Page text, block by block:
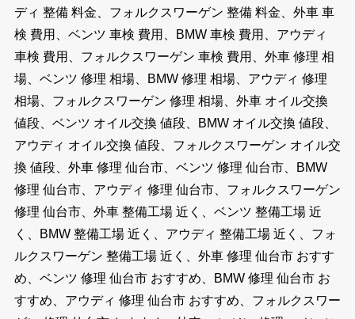
ディ 整備 料金、フォルクスワーゲン 整備 料金、外車 車
検 費用、ベンツ 車検 費用、BMW 車検 費用、アウディ
車検 費用、フォルクスワーゲン 車検 費用、外車 修理 相
場、ベンツ 修理 相場、BMW 修理 相場、アウディ 修理
相場、フォルクスワーゲン 修理 相場、外車 オイル交換
値段、ベンツ オイル交換 値段、BMW オイル交換 値段、
アウディ オイル交換 値段、フォルクスワーゲン オイル交
換 値段、外車 修理 仙台市、ベンツ 修理 仙台市、BMW
修理 仙台市、アウディ 修理 仙台市、フォルクスワーゲン
修理 仙台市、外車 整備工場 近く、ベンツ 整備工場 近
く、BMW 整備工場 近く、アウディ 整備工場 近く、フォ
ルクスワーゲン 整備工場 近く、外車 修理 仙台市 おすす
め、ベンツ 修理 仙台市 おすすめ、BMW 修理 仙台市 お
すすめ、アウディ 修理 仙台市 おすすめ、フォルクスワー